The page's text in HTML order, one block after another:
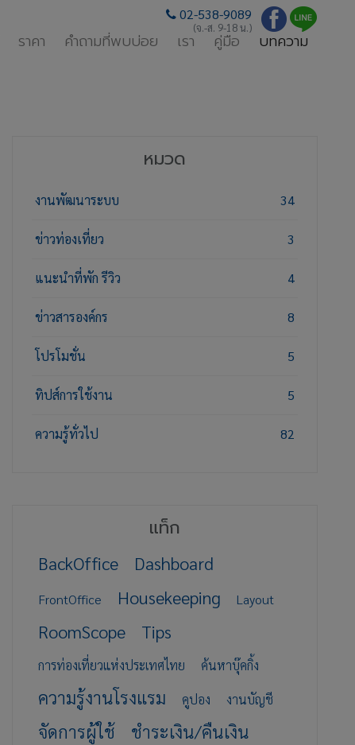
ราคา คำถามที่พบบ่อย เรา คู่มือ บทความ
02-538-9089
(จ.-ส. 9-18 น.)
หมวด
งานพัฒนาระบบ 34
ข่าวท่องเที่ยว 3
แนะนำที่พัก รีวิว 4
ข่าวสารองค์กร 8
โปรโมชั่น 5
ทิปส์การใช้งาน 5
ความรู้ทั่วไป 82
แท็ก
BackOffice Dashboard
FrontOffice Housekeeping Layout
RoomScope Tips
การท่องเที่ยวแห่งประเทศไทย ค้นหาบุ๊คกิ้ง
ความรู้งานโรงแรม คูปอง งานบัญชี
จัดการผู้ใช้ ชำระเงิน/คืนเงิน